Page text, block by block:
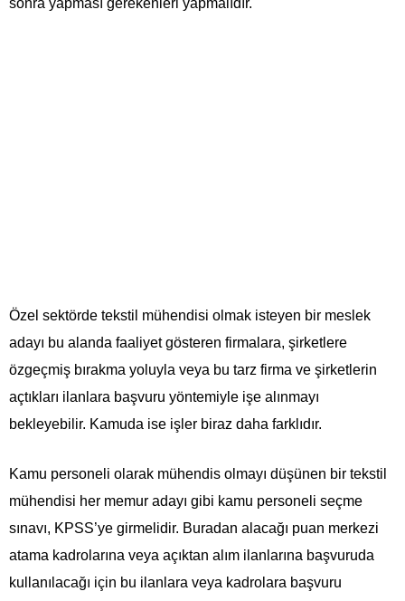
sonra yapması gerekenleri yapmalıdır.
Özel sektörde tekstil mühendisi olmak isteyen bir meslek
adayı bu alanda faaliyet gösteren firmalara, şirketlere
özgeçmiş bırakma yoluyla veya bu tarz firma ve şirketlerin
açtıkları ilanlara başvuru yöntemiyle işe alınmayı
bekleyebilir. Kamuda ise işler biraz daha farklıdır.
Kamu personeli olarak mühendis olmayı düşünen bir tekstil
mühendisi her memur adayı gibi kamu personeli seçme
sınavı, KPSS’ye girmelidir. Buradan alacağı puan merkezi
atama kadrolarına veya açıktan alım ilanlarına başvuruda
kullanılacağı için bu ilanlara veya kadrolara başvuru